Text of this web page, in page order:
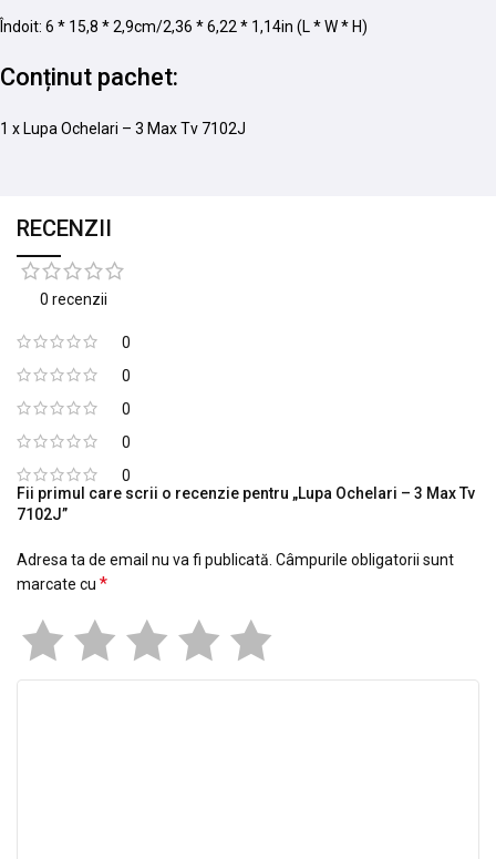
Îndoit: 6 * 15,8 * 2,9cm/2,36 * 6,22 * 1,14in (L * W * H)
Conținut pachet:
1 x Lupa Ochelari – 3 Max Tv 7102J
RECENZII
0 recenzii
0
0
0
0
0
Fii primul care scrii o recenzie pentru „Lupa Ochelari – 3 Max Tv
7102J”
Adresa ta de email nu va fi publicată. Câmpurile obligatorii sunt
marcate cu *